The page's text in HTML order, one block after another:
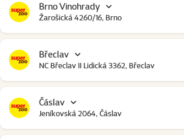
Brno Vinohrady
Žarošická 4260/16, Brno
Břeclav
NC Břeclav II Lidická 3362, Břeclav
Čáslav
Jeníkovská 2064, Čáslav